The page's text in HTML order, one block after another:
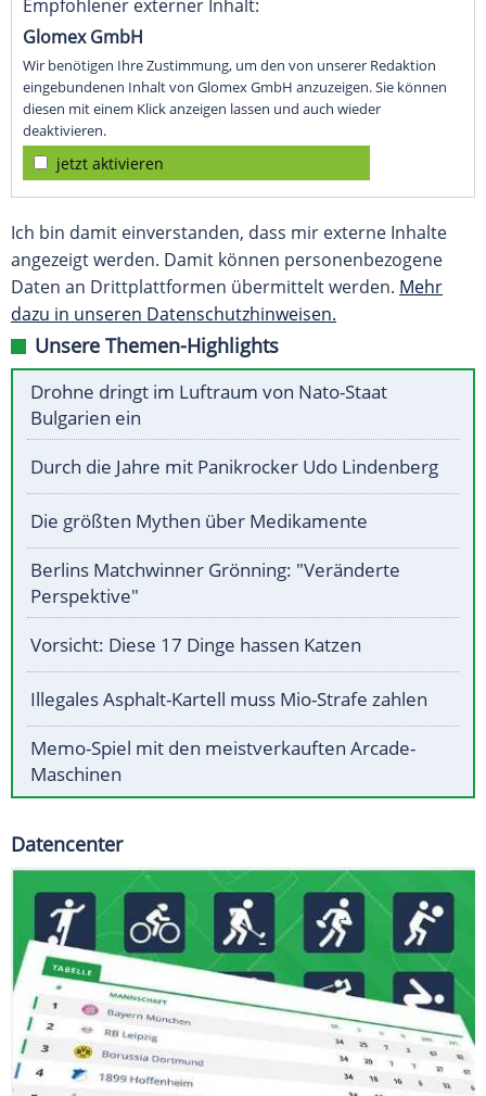
Empfohlener externer Inhalt:
Glomex GmbH
Wir benötigen Ihre Zustimmung, um den von unserer Redaktion
eingebundenen Inhalt von Glomex GmbH anzuzeigen. Sie können
diesen mit einem Klick anzeigen lassen und auch wieder
deaktivieren.
jetzt aktivieren
Ich bin damit einverstanden, dass mir externe Inhalte
angezeigt werden. Damit können personenbezogene
Daten an Drittplattformen übermittelt werden. Mehr
dazu in unseren Datenschutzhinweisen.
Unsere Themen-Highlights
Drohne dringt im Luftraum von Nato-Staat
Bulgarien ein
Durch die Jahre mit Panikrocker Udo Lindenberg
Die größten Mythen über Medikamente
Berlins Matchwinner Grönning: "Veränderte
Perspektive"
Vorsicht: Diese 17 Dinge hassen Katzen
Illegales Asphalt-Kartell muss Mio-Strafe zahlen
Memo-Spiel mit den meistverkauften Arcade-
Maschinen
Datencenter